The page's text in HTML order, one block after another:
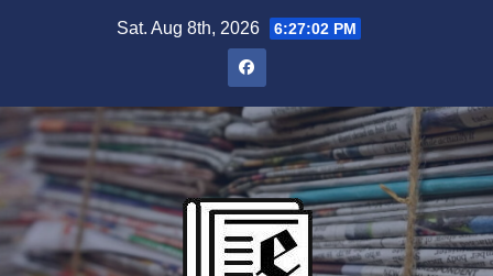
Sat. Aug 8th, 2026 6:27:02 PM